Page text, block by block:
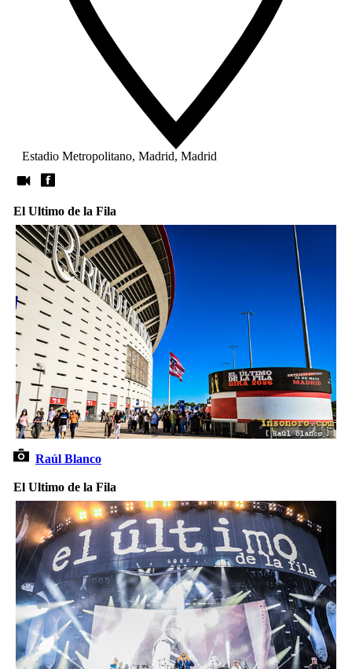
Estadio Metropolitano, Madrid, Madrid
El Ultimo de la Fila
Raúl Blanco
El Ultimo de la Fila